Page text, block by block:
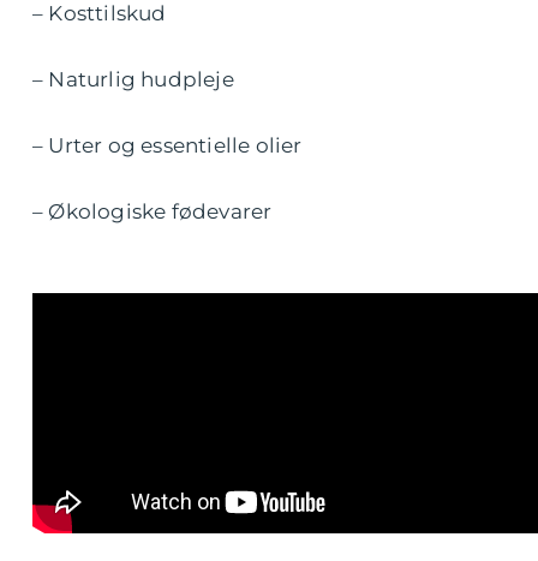
– Kosttilskud
– Naturlig hudpleje
– Urter og essentielle olier
– Økologiske fødevarer